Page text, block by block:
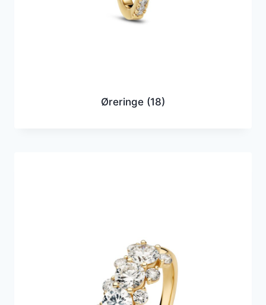
Øreringe (18)